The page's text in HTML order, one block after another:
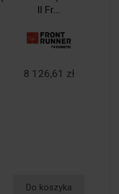
II Fr...
8 126,61 zł
Do koszyka